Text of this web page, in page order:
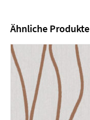
Ähnliche Produkte